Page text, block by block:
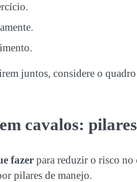
juntos, considere o quadro
cavalos:
fazer para reduzir o risco
pilares de manejo.